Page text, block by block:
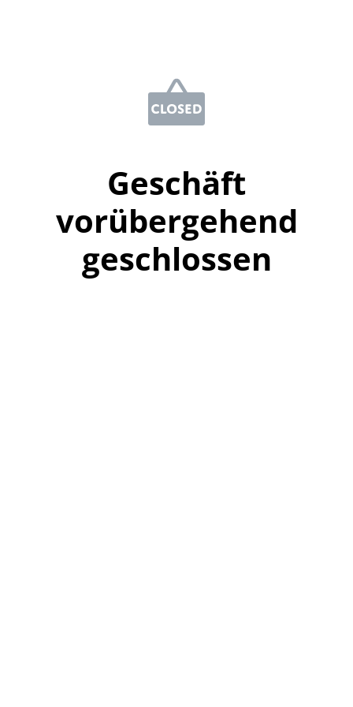
Geschäft
vorübergehend
geschlossen